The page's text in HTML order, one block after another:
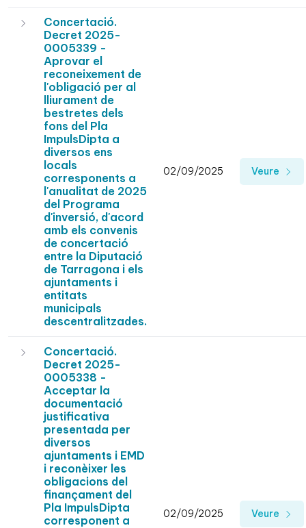
Concertació.
Decret 2025-
0005339 -
Aprovar el
reconeixement de
l'obligació per al
lliurament de
bestretes dels
fons del Pla
ImpulsDipta a
diversos ens
locals
corresponents a
l'anualitat de 2025
del Programa
d'inversió, d'acord
amb els convenis
de concertació
entre la Diputació
de Tarragona i els
ajuntaments i
entitats
municipals
descentralitzades.
02/09/2025 Veure
Concertació.
Decret 2025-
0005338 -
Acceptar la
documentació
justificativa
presentada per
diversos
ajuntaments i EMD
i reconèixer les
obligacions del
finançament del
Pla ImpulsDipta
corresponent a
02/09/2025 Veure